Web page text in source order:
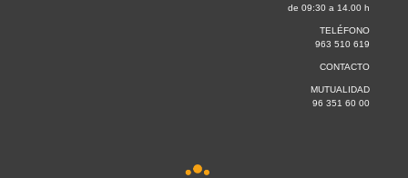
de 09:30 a 14.00 h
TELÉFONO
963 510 619
CONTACTO
MUTUALIDAD
96 351 60 00